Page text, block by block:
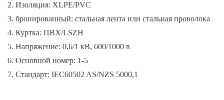
2. Изоляция: XLPE/PVC
3. бронированный: стальная лента или стальная проволока
4. Куртка: ПВХ/LSZH
5. Напряжение: 0,6/1 кВ, 600/1000 в
6. Основной номер: 1-5
7. Стандарт: IEC60502 AS/NZS 5000,1